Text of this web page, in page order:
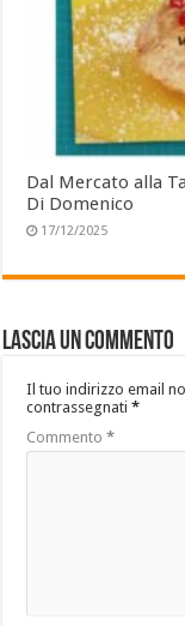
Dal Mercato alla
Di Domenico
17/12/2025
Lascia un commento
Il tuo indirizzo email
contrassegnati*
Commento*